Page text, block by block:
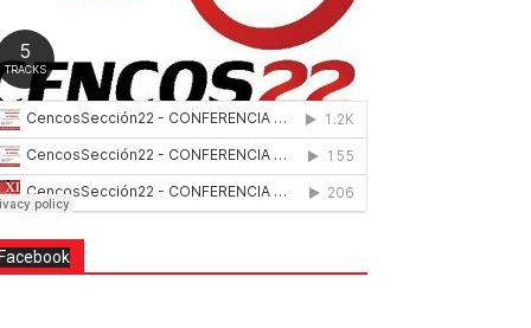
Facebook